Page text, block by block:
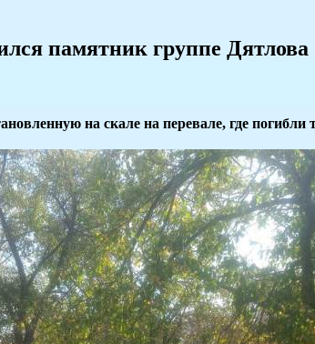
памятник группе Дятлова
на скале на перевале, где